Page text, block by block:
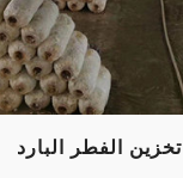
تخزين الفطر البارد